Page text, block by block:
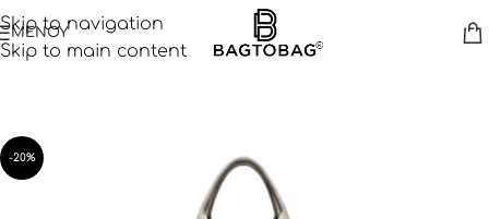
Skip to navigation
Skip to main content
ΜΕΝΟΥ
-20%